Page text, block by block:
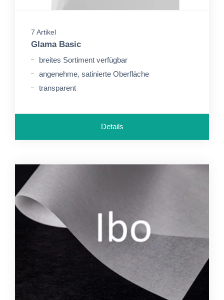
7 Artikel
Glama Basic
breites Sortiment verfügbar
angenehme, satinierte Oberfläche
transparent
Details